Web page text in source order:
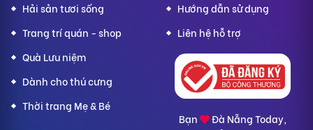
Hải sản tươi sống
Trang trí quán - shop
Quà Lưu niệm
Dành cho thú cưng
Thời trang Mẹ & Bé
Hướng dẫn sử dụng
Liên hệ hỗ trợ
Bạn
Đà Nẵng Today,